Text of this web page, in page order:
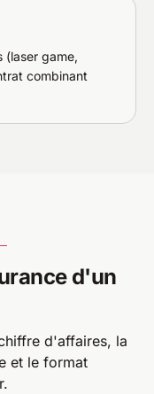
(laser game,
combinant
d'un
d'affaires, la
et le format